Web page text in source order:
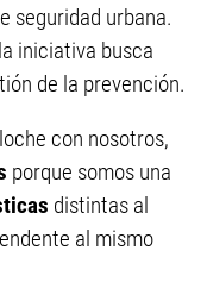
seguridad urbana.
iniciativa busca
de la prevención.
con nosotros,
porque somos una
distintas al
al mismo